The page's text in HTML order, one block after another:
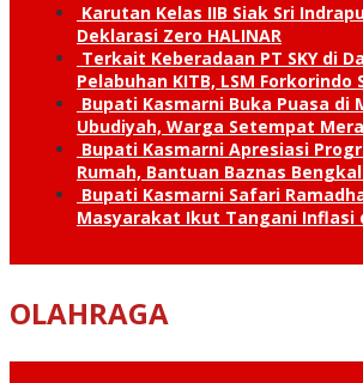
Karutan Kelas IIB Siak Sri
Deklarasi Zero HALINAR
Terkait Keberadaan PT SKY di
Pelabuhan KITB, LSM Forkorindo
Bupati Kasmarni Buka Puasa di
Ubudiyah, Warga Setempat
Bupati Kasmarni Apresiasi
Rumah, Bantuan Baznas
Bupati Kasmarni Safari
Masyarakat Ikut Tangani Inflasi
OLAHRAGA